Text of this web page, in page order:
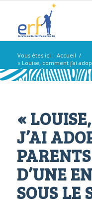
Vous êtes ici : Accueil /
« Louise, comment j’ai
d’une enfant...
«
J’AI
D’UNE
SOUS LE